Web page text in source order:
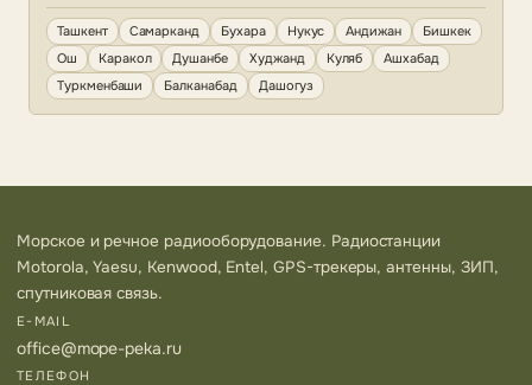
Ташкент Самарканд Бухара Нукус Андижан
Бишкек
Ош
Каракол Душанбе Худжанд Куляб
Ашхабад
Туркменбаши
Балканабад Дашогуз
Морское и речное радиооборудование. Радиостанции
Motorola, Yaesu, Kenwood, Entel, GPS-трекеры, антенны, ЗИП,
спутниковая связь.
E-MAIL
office@mope-peka.ru
ТЕЛЕФОН